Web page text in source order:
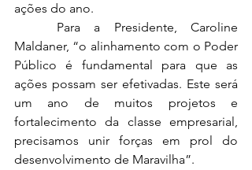
ações do ano.
Maldaner, “o alinhamento com o Poder
Público é fundamental para que as
ações possam ser efetivadas. Este será
um ano de muitos projetos e
fortalecimento da classe empresarial,
precisamos unir forças em prol do
desenvolvimento de Maravilha”.